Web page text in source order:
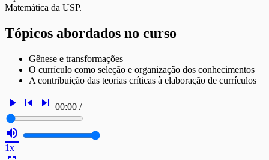
Matemática da USP.
Tópicos abordados no curso
Gênese e transformações
O currículo como seleção e organização dos conhecimentos
A contribuição das teorias críticas à elaboração de currículos
play_arrow skip_previous skip_next 00:00 /
volume_up
1x